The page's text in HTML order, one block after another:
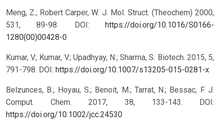
Meng, Z.; Robert Carper, W. J. Mol. Struct. (Theochem) 2000,
531, 89-98. DOI: https://doi.org/10.1016/S0166-
1280(00)00428-0
Kumar, V.; Kumar, V.; Upadhyay, N.; Sharma, S. Biotech. 2015, 5,
791-798. DOI: https://doi.org/10.1007/s13205-015-0281-x
Belzunces, B.; Hoyau, S.; Benoit, M.; Tarrat, N.; Bessac, F. J.
Comput. Chem. 2017, 38, 133-143. DOI:
https://doi.org/10.1002/jcc.24530